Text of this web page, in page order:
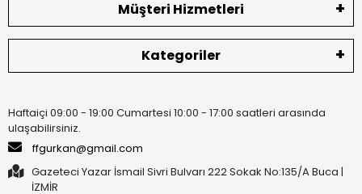
Müşteri Hizmetleri
Kategoriler
Haftaiçi 09:00 - 19:00 Cumartesi 10:00 - 17:00 saatleri arasında
ulaşabilirsiniz.
ffgurkan@gmail.com
Gazeteci Yazar İsmail Sivri Bulvarı 222 Sokak No:135/A Buca |
İZMİR